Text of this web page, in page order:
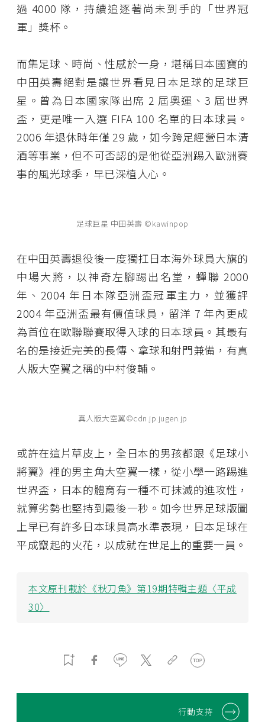
過 4000 隊，持續追逐著尚未到手的「世界冠
軍」獎杯。
而集足球、時尚、性感於一身，堪稱日本國寶的
中田英壽絕對是讓世界看見日本足球的足球巨
星。曾為日本國家隊出席 2 屆奧運、3 屆世界
盃，更是唯一入選 FIFA 100 名單的日本球員。
2006 年退休時年僅 29 歲，如今跨足經營日本清
酒等事業，但不可否認的是他從亞洲踢入歐洲賽
事的風光球季，早已深植人心。
足球巨星 中田英壽 ©kawinpop
在中田英壽退役後一度獨扛日本海外球員大旗的
中場大將，以神奇左腳踢出名堂，蟬聯 2000
年、2004 年日本隊亞洲盃冠軍主力，並獲評
2004 年亞洲盃最有價值球員，留洋 7 年內更成
為首位在歐聯聯賽取得入球的日本球員。其最有
名的是接近完美的長傳、拿球和射門兼備，有真
人版大空翼之稱的中村俊輔。
真人版大空翼©cdn.jp.jugen.jp
或許在這片草皮上，全日本的男孩都跟《足球小
將翼》裡的男主角大空翼一樣，從小學一路踢進
世界盃，日本的體育有一種不可抹滅的進攻性，
就算劣勢也堅持到最後一秒。如今世界足球版圖
上早已有許多日本球員高水準表現，日本足球在
平成竄起的火花，以成就在世足上的重要一員。
本文原刊載於《秋刀魚》第19期特輯主題〈平成
30〉
行動支持